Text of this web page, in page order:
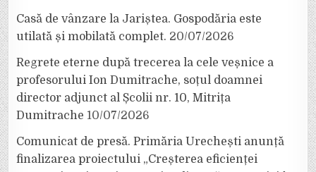
Casă de vânzare la Jariștea. Gospodăria este
utilată și mobilată complet. 20/07/2026
Regrete eterne după trecerea la cele veșnice a
profesorului Ion Dumitrache, soțul doamnei
director adjunct al Școlii nr. 10, Mitrița
Dumitrache 10/07/2026
Comunicat de presă. Primăria Urechești anunță
finalizarea proiectului „Creșterea eficienței